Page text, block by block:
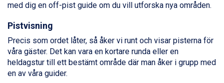
Canazei från 7.195 kr.
Ponte di Legno från 7.395 kr.
Bad Gastein från 6.295 kr.
Sauze dOulx från 6.145 kr.
Alleghe från 8.545 kr.
Arabba från 11.045 kr.
med dig en off-pist guide om du vill utforska nya områden.
Pistvisning
Precis som ordet låter, så åker vi runt och visar pisterna för
våra gäster. Det kan vara en kortare runda eller en
heldagstur till ett bestämt område där man åker i grupp med
en av våra guider.